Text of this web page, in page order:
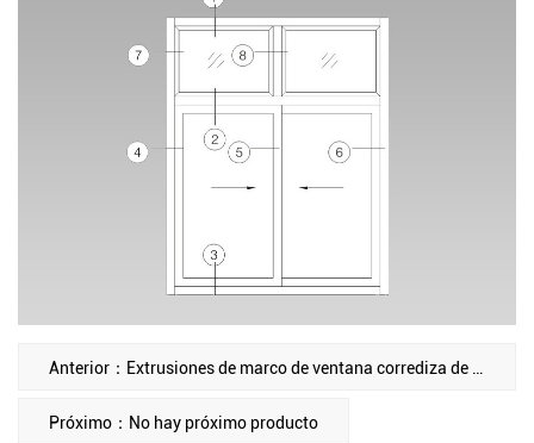
Anterior：Extrusiones de marco de ventana corrediza de aluminio K86
Próximo：No hay próximo producto